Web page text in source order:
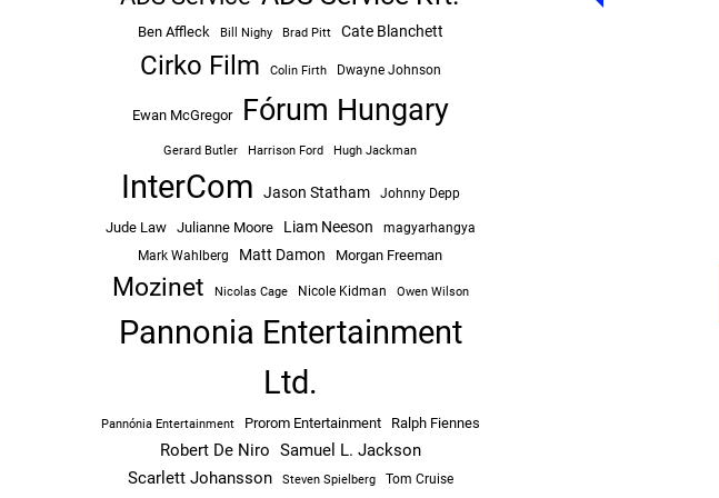
Ben Affleck Bill Nighy Brad Pitt Cate Blanchett
Cirko Film Colin Firth Dwayne Johnson
Ewan McGregor Fórum Hungary
Gerard Butler Harrison Ford Hugh Jackman
InterCom Jason Statham Johnny Depp
Jude Law Julianne Moore Liam Neeson
magyarhangya
Mark Wahlberg
Matt Damon Morgan Freeman
Mozinet Nicolas Cage Nicole Kidman Owen Wilson
Pannonia Entertainment
Ltd.
Pannónia Entertainment Prorom Entertainment Ralph Fiennes
Robert De Niro Samuel L. Jackson
Scarlett Johansson
Steven Spielberg Tom Cruise